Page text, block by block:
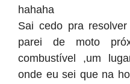
hahaha
Sai cedo pra
parei de moto
combustível ,um
onde eu sei que na